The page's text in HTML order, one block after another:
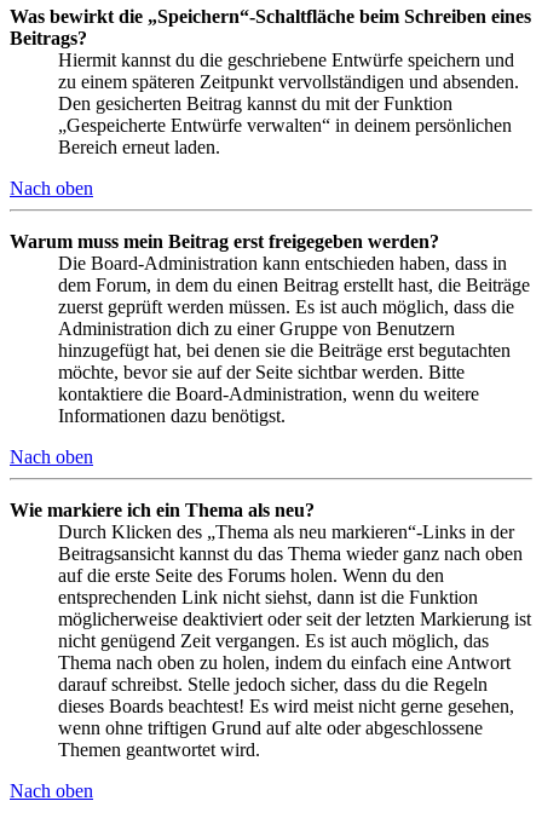
Was bewirkt die „Speichern“-Schaltfläche beim Schreiben eines
Beitrags?
Hiermit kannst du die geschriebene Entwürfe speichern und
zu einem späteren Zeitpunkt vervollständigen und absenden.
Den gesicherten Beitrag kannst du mit der Funktion
„Gespeicherte Entwürfe verwalten“ in deinem persönlichen
Bereich erneut laden.
Nach oben
Warum muss mein Beitrag erst freigegeben werden?
Die Board-Administration kann entschieden haben, dass in
dem Forum, in dem du einen Beitrag erstellt hast, die Beiträge
zuerst geprüft werden müssen. Es ist auch möglich, dass die
Administration dich zu einer Gruppe von Benutzern
hinzugefügt hat, bei denen sie die Beiträge erst begutachten
möchte, bevor sie auf der Seite sichtbar werden. Bitte
kontaktiere die Board-Administration, wenn du weitere
Informationen dazu benötigst.
Nach oben
Wie markiere ich ein Thema als neu?
Durch Klicken des „Thema als neu markieren“-Links in der
Beitragsansicht kannst du das Thema wieder ganz nach oben
auf die erste Seite des Forums holen. Wenn du den
entsprechenden Link nicht siehst, dann ist die Funktion
möglicherweise deaktiviert oder seit der letzten Markierung ist
nicht genügend Zeit vergangen. Es ist auch möglich, das
Thema nach oben zu holen, indem du einfach eine Antwort
darauf schreibst. Stelle jedoch sicher, dass du die Regeln
dieses Boards beachtest! Es wird meist nicht gerne gesehen,
wenn ohne triftigen Grund auf alte oder abgeschlossene
Themen geantwortet wird.
Nach oben